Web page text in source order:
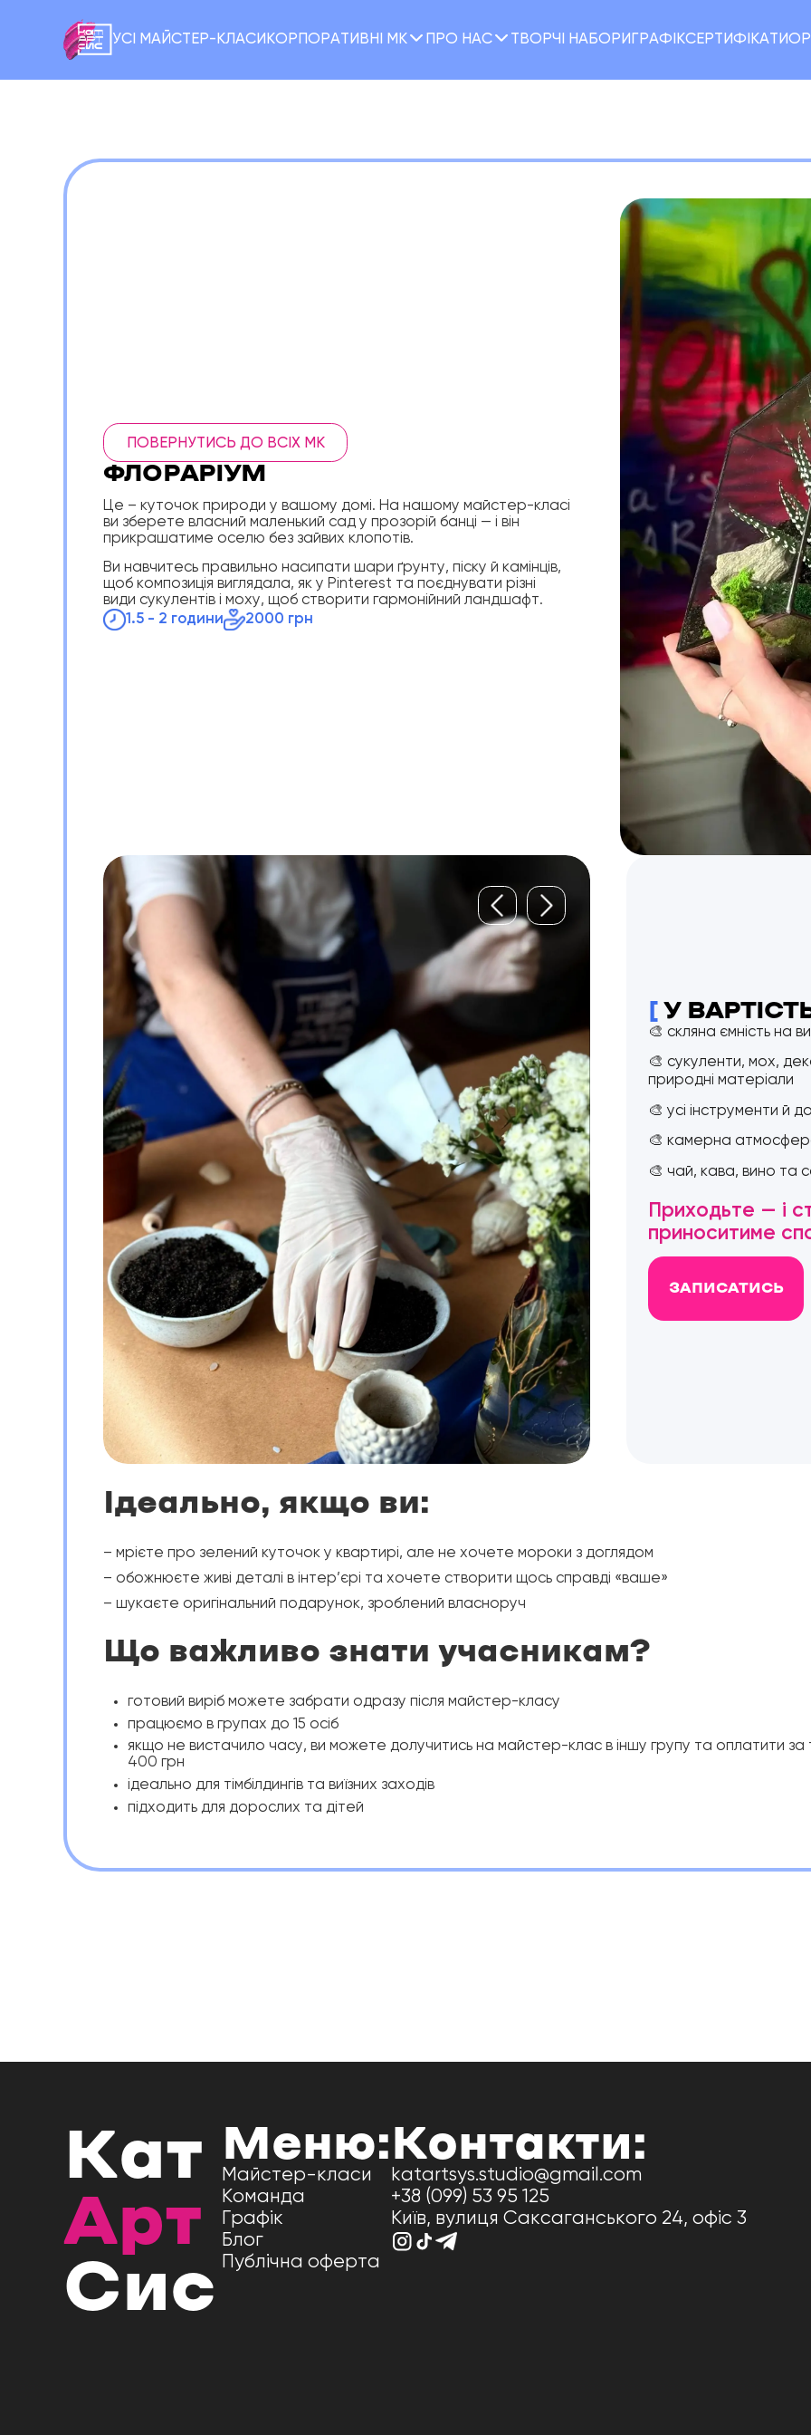
УСІ МАЙСТЕР-КЛАСИ КОРПОРАТИВНІ МК ПРО НАС ТВОРЧІ НАБОРИ ГРАФІКCЕРТИФІКАТИ
ПОВЕРНУТИСЬ ДО ВСІХ МК
ФЛОРАРІУМ
Це – куточок природи у вашому домі. На нашому майстер-класі
ви зберете власний маленький сад у прозорій банці — і він
прикрашатиме оселю без зайвих клопотів.
Ви навчитесь правильно насипати шари ґрунту, піску й камінців,
щоб композиція виглядала, як у Pinterest та поєднувати різні
види сукулентів і моху, щоб створити гармонійний ландшафт.
1.5 - 2 години
2000 грн
[ У
🎨 скляна ємність на
🎨 сукуленти, мох,
природні матеріали
🎨 усі інструменти й
🎨 камерна
🎨 чай, кава, вино та
Приходьте — і
приноситиме
ЗАПИСАТИСЬ
Ідеально, якщо ви:
– мрієте про зелений куточок у квартирі, але не хочете мороки з доглядом
– обожнюєте живі деталі в інтер’єрі та хочете створити щось справді «ваше»
– шукаєте оригінальний подарунок, зроблений власноруч
Що важливо знати учасникам?
готовий виріб можете забрати одразу після майстер-класу
працюємо в групах до 15 осіб
якщо не вистачило часу, ви можете долучитись на майстер-клас в іншу групу та оплатити
400 грн
ідеально для тімбілдингів та виїзних заходів
підходить для дорослих та дітей
Кат
Арт
Сис
Меню:
Майстер-класи
Команда
Графік
Блог
Публічна оферта
Контакти:
katartsys.studio@gmail.com
+38 (099) 53 95 125
Київ, вулиця Саксаганського 24, офіс 3